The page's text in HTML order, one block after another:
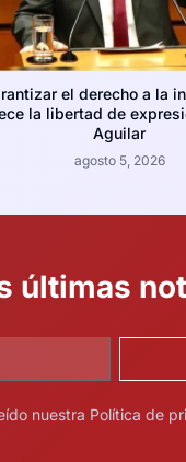
el derecho a la
la libertad de
Aguilar
agosto 5, 2026
últimas
nuestra Política de